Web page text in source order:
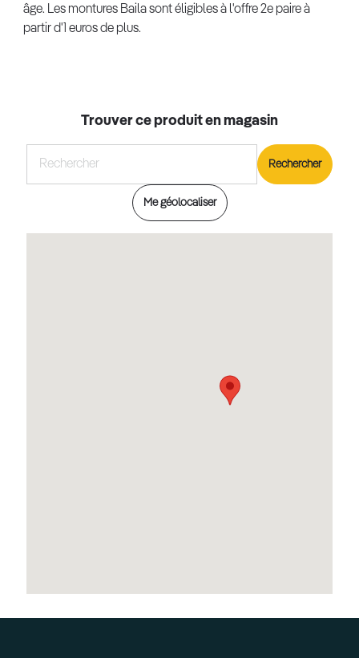
âge. Les montures Baila sont éligibles à l'offre 2e paire à
partir d'1 euros de plus.
Trouver ce produit en magasin